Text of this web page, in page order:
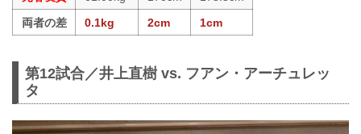
両者の差
0.1kg 2cm 1cm
第12試合／井上直樹 vs. フアン・アーチュレッ
タ